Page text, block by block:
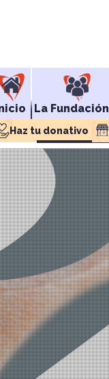
La Fundación
Haz tu donativo